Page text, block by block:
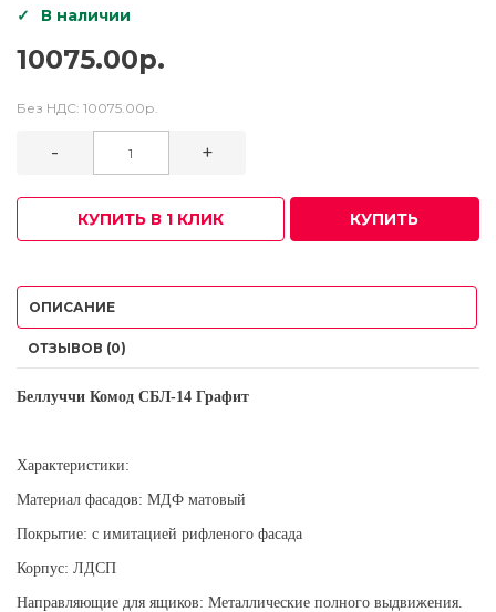
В наличии
10075.00р.
Без НДС: 10075.00р.
- +
КУПИТЬ В 1 КЛИК КУПИТЬ
ОПИСАНИЕ
ОТЗЫВОВ (0)
Беллуччи Комод СБЛ-14 Графит
Характеристики:
Материал фасадов: МДФ матовый
Покрытие: с имитацией рифленого фасада
Корпус: ЛДСП
Направляющие для ящиков: Металлические полного выдвижения.